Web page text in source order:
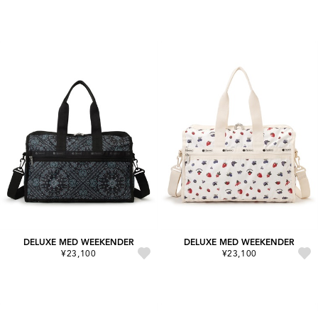
DELUXE MED WEEKENDER
¥23,100
DELUXE MED WEEKENDER
¥23,100